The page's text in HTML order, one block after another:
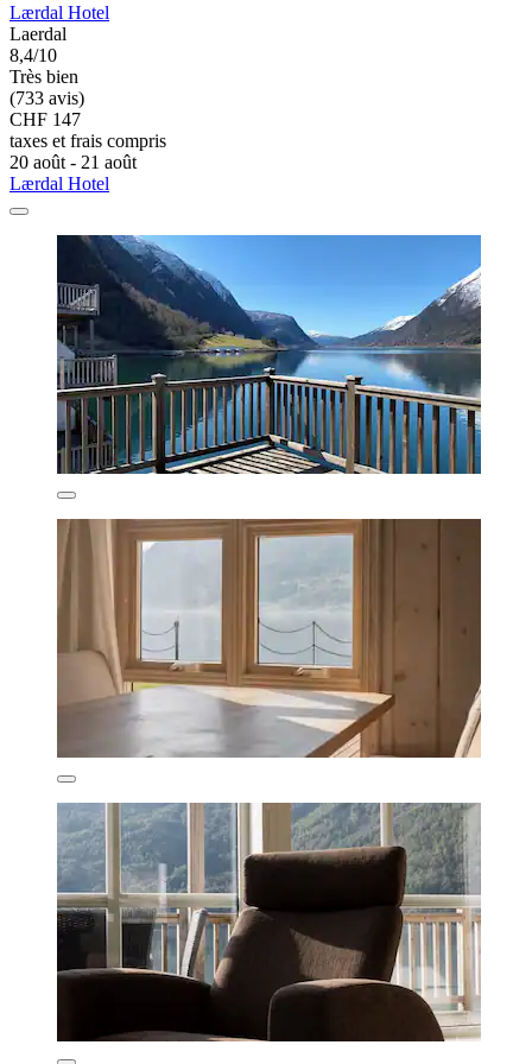
Lærdal Hotel
Laerdal
8,4/10
Très bien
(733 avis)
CHF 147
taxes et frais compris
20 août - 21 août
Lærdal Hotel